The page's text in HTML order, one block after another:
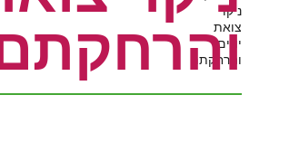
ניקוי
צואת
יונים
והרחקתם